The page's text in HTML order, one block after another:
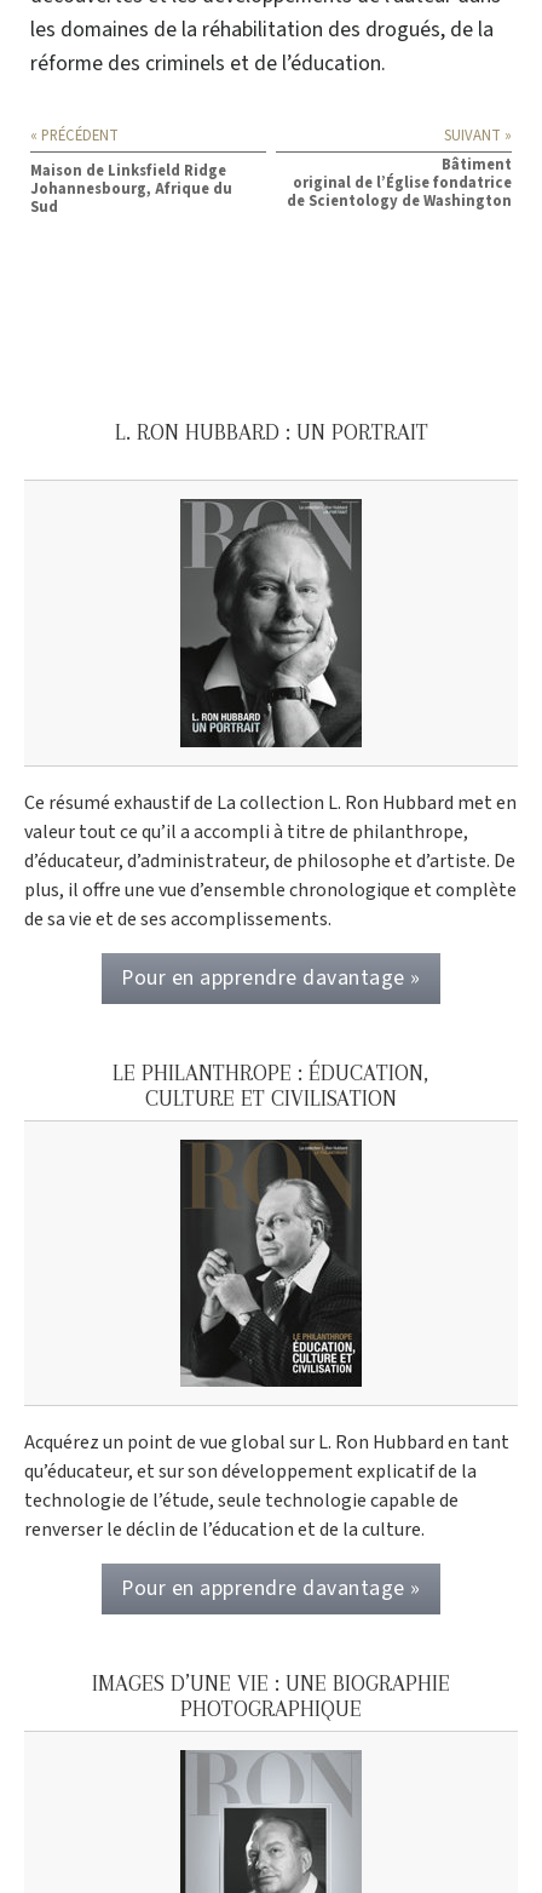
les domaines de la réhabilitation des drogués, de la
réforme des criminels et de l’éducation.
« PRÉCÉDENT
Maison de Linksfield Ridge
Johannesbourg, Afrique du
Sud
SUIVANT »
Bâtiment
original de l’Église fondatrice
de Scientology de Washington
L. RON HUBBARD : UN PORTRAIT
Ce résumé exhaustif de La collection L. Ron Hubbard met en
valeur tout ce qu’il a accompli à titre de philanthrope,
d’éducateur, d’administrateur, de philosophe et d’artiste. De
plus, il offre une vue d’ensemble chronologique et complète
de sa vie et de ses accomplissements.
Pour en apprendre davantage »
LE PHILANTHROPE : ÉDUCATION,
CULTURE ET CIVILISATION
Acquérez un point de vue global sur L. Ron Hubbard en tant
qu’éducateur, et sur son développement explicatif de la
technologie de l’étude, seule technologie capable de
renverser le déclin de l’éducation et de la culture.
Pour en apprendre davantage »
IMAGES D’UNE VIE : UNE BIOGRAPHIE
PHOTOGRAPHIQUE